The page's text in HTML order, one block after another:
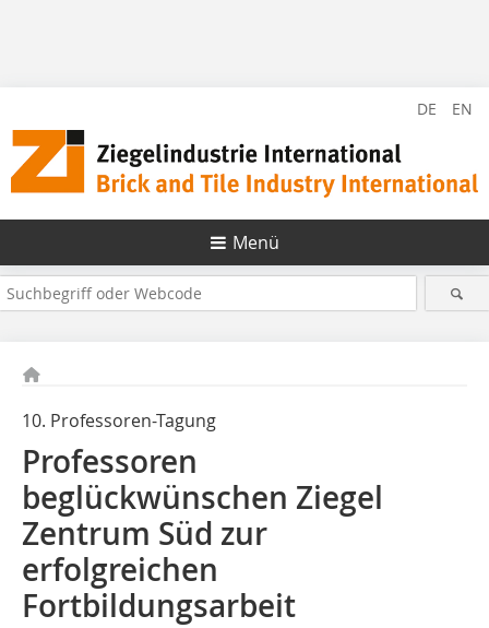
DE EN
Menü
10. Professoren-Tagung
Professoren
beglückwünschen Ziegel
Zentrum Süd zur
erfolgreichen
Fortbildungsarbeit